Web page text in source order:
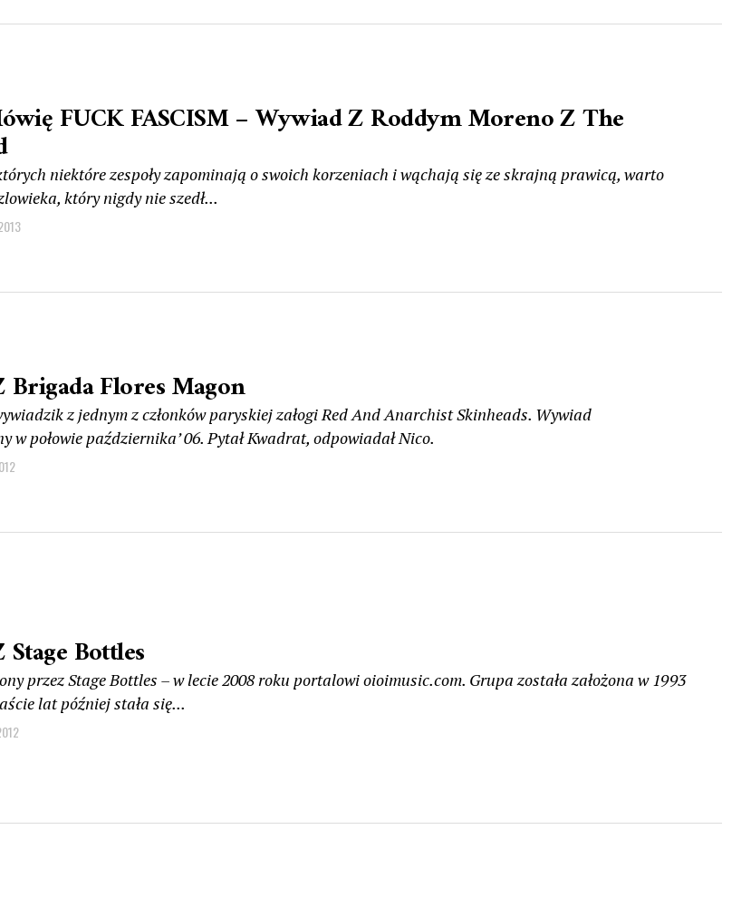
FUCK FASCISM – Wywiad Z Roddym Moreno Z The
niektóre zespoły zapominają o swoich korzeniach i wąchają się ze skrajną prawicą, warto
który nigdy nie szedł...
Flores Magon
z jednym z członków paryskiej załogi Red And Anarchist Skinheads. Wywiad
w połowie października’ 06. Pytał Kwadrat, odpowiadał Nico.
Bottles
przez Stage Bottles – w lecie 2008 roku portalowi oioimusic.com. Grupa została założona w 1993
lat później stała się...